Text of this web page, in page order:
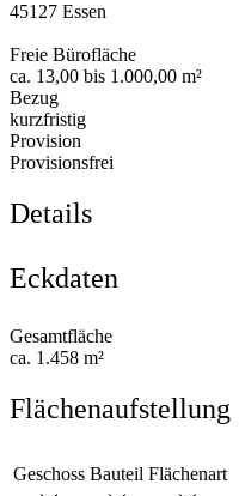
45127 Essen
Freie Bürofläche
ca. 13,00 bis 1.000,00 m²
Bezug
kurzfristig
Provision
Provisionsfrei
Details
Eckdaten
Gesamtfläche
ca. 1.458 m²
Flächenaufstellung
Geschoss Bauteil Flächenart